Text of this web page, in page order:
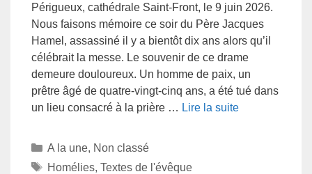
Périgueux, cathédrale Saint-Front, le 9 juin 2026.
Nous faisons mémoire ce soir du Père Jacques
Hamel, assassiné il y a bientôt dix ans alors qu’il
célébrait la messe. Le souvenir de ce drame
demeure douloureux. Un homme de paix, un
prêtre âgé de quatre-vingt-cinq ans, a été tué dans
un lieu consacré à la prière … Lire la suite
A la une, Non classé
Homélies, Textes de l'évêque